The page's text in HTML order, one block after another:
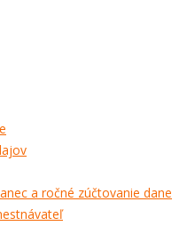
a ročné zúčtovanie dane